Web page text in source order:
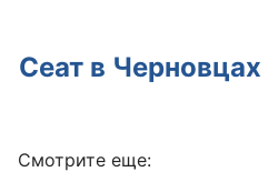
Сеат в Черновцах
Смотрите еще: